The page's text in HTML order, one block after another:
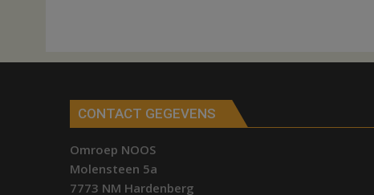
CONTACT GEGEVENS
Omroep NOOS
Molensteen 5a
7773 NM Hardenberg